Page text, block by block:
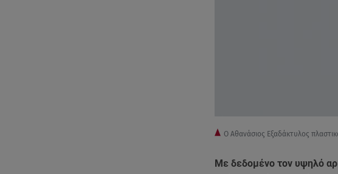
Ο Αθανάσιος Εξαδάκτυλος
Με δεδομένο τον υψηλό